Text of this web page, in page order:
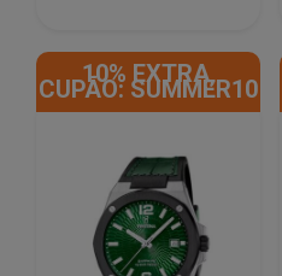
10% EXTRA,
CUPÃO: SUMMER10